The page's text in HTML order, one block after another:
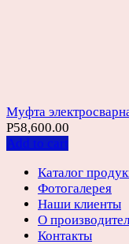
Муфта
Р58,600.00
Add to cart
Каталог
Фотогалерея
Наши клиенты
О
Контакты